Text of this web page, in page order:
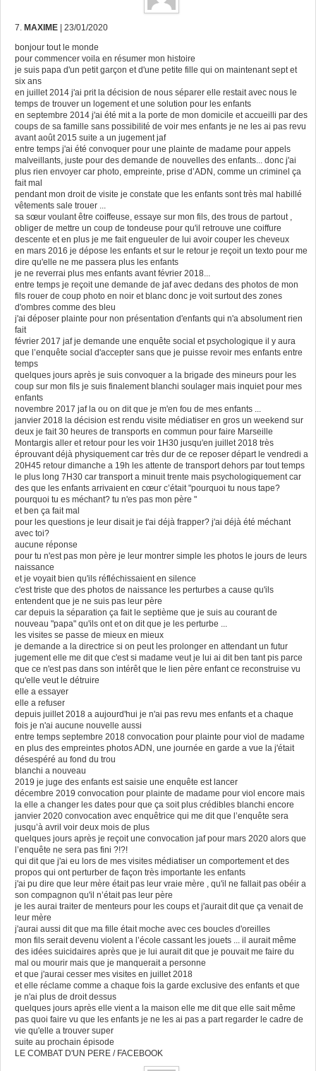
7. MAXIME | 23/01/2020
bonjour tout le monde
pour commencer voila en résumer mon histoire
je suis papa d'un petit garçon et d'une petite fille qui on maintenant sept et
six ans
en juillet 2014 j'ai prit la décision de nous séparer elle restait avec nous le
temps de trouver un logement et une solution pour les enfants
en septembre 2014 j'ai été mit a la porte de mon domicile et accueilli par des
coups de sa famille sans possibilité de voir mes enfants je ne les ai pas revu
avant août 2015 suite a un jugement jaf
entre temps j'ai été convoquer pour une plainte de madame pour appels
malveillants, juste pour des demande de nouvelles des enfants... donc j'ai
plus rien envoyer car photo, empreinte, prise d’ADN, comme un criminel ça
fait mal
pendant mon droit de visite je constate que les enfants sont très mal habillé
vêtements sale trouer ...
sa sœur voulant être coiffeuse, essaye sur mon fils, des trous de partout ,
obliger de mettre un coup de tondeuse pour qu'il retrouve une coiffure
descente et en plus je me fait engueuler de lui avoir couper les cheveux
en mars 2016 je dépose les enfants et sur le retour je reçoit un texto pour me
dire qu'elle ne me passera plus les enfants
je ne reverrai plus mes enfants avant février 2018...
entre temps je reçoit une demande de jaf avec dedans des photos de mon
fils rouer de coup photo en noir et blanc donc je voit surtout des zones
d'ombres comme des bleu
j'ai déposer plainte pour non présentation d'enfants qui n'a absolument rien
fait
février 2017 jaf je demande une enquête social et psychologique il y aura
que l’enquête social d'accepter sans que je puisse revoir mes enfants entre
temps
quelques jours après je suis convoquer a la brigade des mineurs pour les
coup sur mon fils je suis finalement blanchi soulager mais inquiet pour mes
enfants
novembre 2017 jaf la ou on dit que je m'en fou de mes enfants ...
janvier 2018 la décision est rendu visite médiatiser en gros un weekend sur
deux je fait 30 heures de transports en commun pour faire Marseille
Montargis aller et retour pour les voir 1H30 jusqu'en juillet 2018 très
éprouvant déjà physiquement car très dur de ce reposer départ le vendredi a
20H45 retour dimanche a 19h les attente de transport dehors par tout temps
le plus long 7H30 car transport a minuit trente mais psychologiquement car
des que les enfants arrivaient en cœur c’était "pourquoi tu nous tape?
pourquoi tu es méchant? tu n'es pas mon père "
et ben ça fait mal
pour les questions je leur disait je t'ai déjà frapper? j'ai déjà été méchant
avec toi?
aucune réponse
pour tu n'est pas mon père je leur montrer simple les photos le jours de leurs
naissance
et je voyait bien qu'ils réfléchissaient en silence
c'est triste que des photos de naissance les perturbes a cause qu'ils
entendent que je ne suis pas leur père
car depuis la séparation ça fait le septième que je suis au courant de
nouveau "papa" qu'ils ont et on dit que je les perturbe ...
les visites se passe de mieux en mieux
je demande a la directrice si on peut les prolonger en attendant un futur
jugement elle me dit que c'est si madame veut je lui ai dit ben tant pis parce
que ce n'est pas dans son intérêt que le lien père enfant ce reconstruise vu
qu'elle veut le détruire
elle a essayer
elle a refuser
depuis juillet 2018 a aujourd'hui je n'ai pas revu mes enfants et a chaque
fois je n'ai aucune nouvelle aussi
entre temps septembre 2018 convocation pour plainte pour viol de madame
en plus des empreintes photos ADN, une journée en garde a vue la j'était
désespéré au fond du trou
blanchi a nouveau
2019 je juge des enfants est saisie une enquête est lancer
décembre 2019 convocation pour plainte de madame pour viol encore mais
la elle a changer les dates pour que ça soit plus crédibles blanchi encore
janvier 2020 convocation avec enquêtrice qui me dit que l’enquête sera
jusqu’à avril voir deux mois de plus
quelques jours après je reçoit une convocation jaf pour mars 2020 alors que
l’enquête ne sera pas fini ?!?!
qui dit que j'ai eu lors de mes visites médiatiser un comportement et des
propos qui ont perturber de façon très importante les enfants
j'ai pu dire que leur mère était pas leur vraie mère , qu'il ne fallait pas obéir a
son compagnon qu'il n’était pas leur père
je les aurai traiter de menteurs pour les coups et j'aurait dit que ça venait de
leur mère
j'aurai aussi dit que ma fille était moche avec ces boucles d'oreilles
mon fils serait devenu violent a l’école cassant les jouets ... il aurait même
des idées suicidaires après que je lui aurait dit que je pouvait me faire du
mal ou mourir mais que je manquerait a personne
et que j'aurai cesser mes visites en juillet 2018
et elle réclame comme a chaque fois la garde exclusive des enfants et que
je n'ai plus de droit dessus
quelques jours après elle vient a la maison elle me dit que elle sait même
pas quoi faire vu que les enfants je ne les ai pas a part regarder le cadre de
vie qu'elle a trouver super
suite au prochain épisode
LE COMBAT D'UN PERE / FACEBOOK